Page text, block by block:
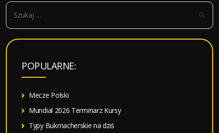
S
k
POPULARNE:
Mecze Polski
Mundial 2026 Terminarz Kursy
Typy Bukmacherskie na dziś